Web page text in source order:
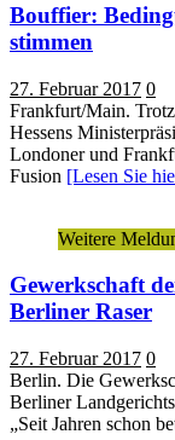
Bouffier:
stimmen
27. Februar 2017 0
Frankfurt/Main.
Hessens
Londoner und
Fusion [Lesen Sie
Weitere
Gewerkschaft
Berliner Raser
27. Februar 2017 0
Berlin. Die
Berliner
„Seit Jahren schon